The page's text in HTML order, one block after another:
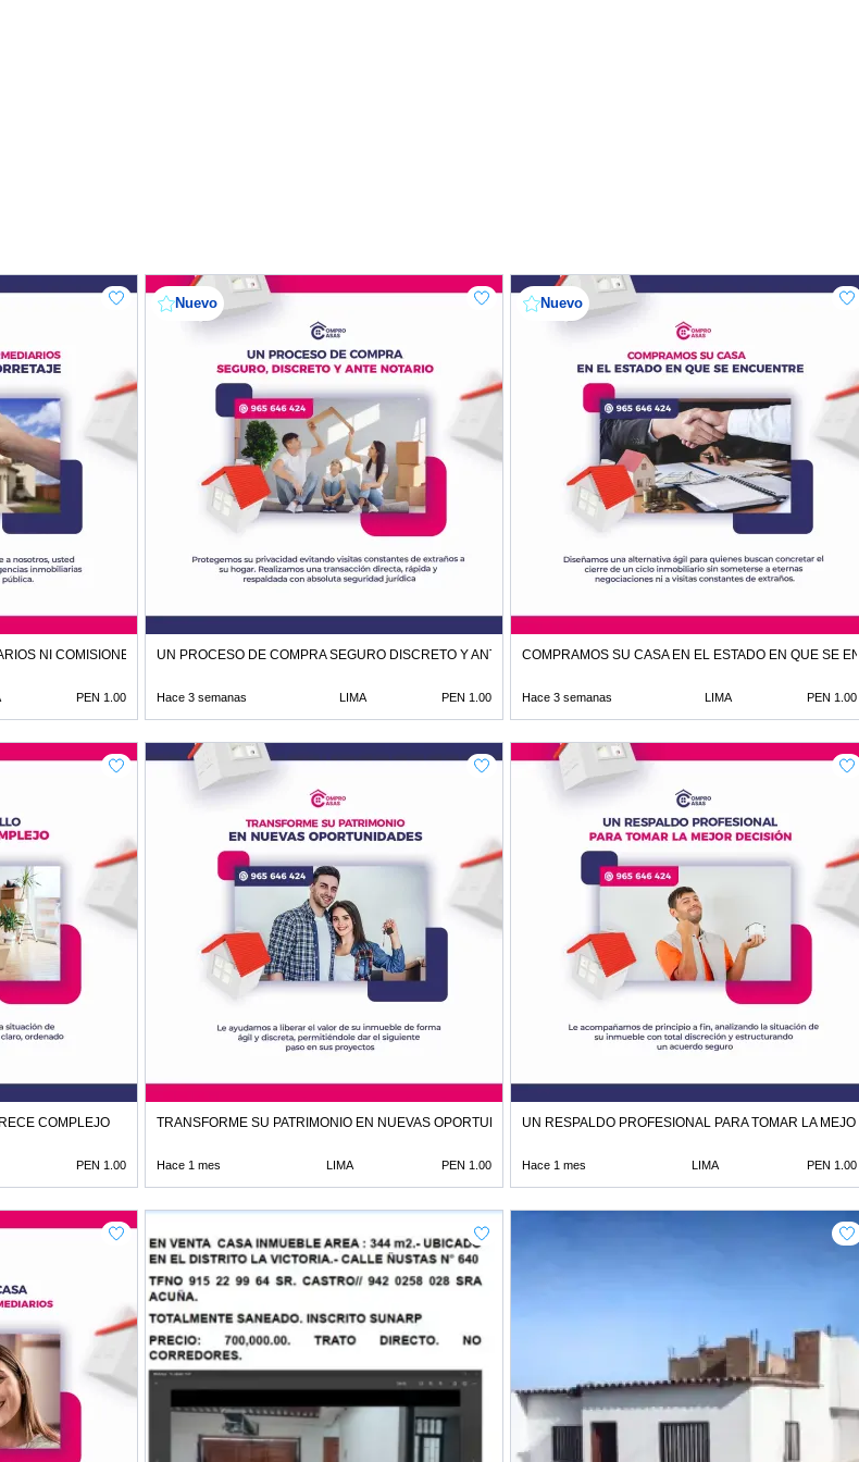
NI COMISIONES DE CORRETAJE
PEN 1.00
Nuevo
UN PROCESO DE COMPRA SEGURO DISCRETO Y ANTE NOTARIO
Hace 3 semanas LIMA PEN 1.00
Nuevo
COMPRAMOS SU CASA EN EL ESTADO EN QUE SE
Hace 3 semanas LIMA PEN 1.00
COMPLEJO
PEN 1.00
TRANSFORME SU PATRIMONIO EN NUEVAS OPORTUNIDADES
Hace 1 mes LIMA PEN 1.00
UN RESPALDO PROFESIONAL PARA TOMAR LA
Hace 1 mes LIMA PEN 1.00